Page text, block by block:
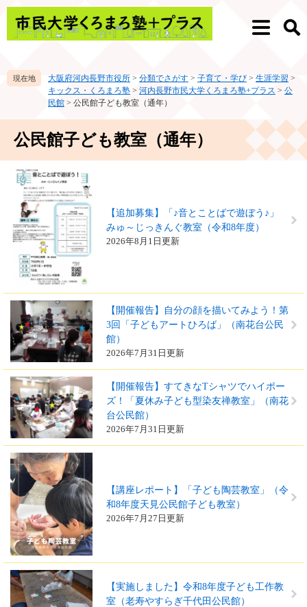
ペ
メ
て
メ
検
大阪府河内長野市役所 > 分類でさがす > 子育て・学び > 生涯学習 >
キックス・くろまろ塾 > 河内長野市民大学くろまろ塾+プラス > 公
民館 > 公民館子ども教室（通年）
公民館子ども教室（通年）
【追加募集】「♪音とことばで遊ぼう♪」
みゅ～じっきんぐ教室（令和8年度）
2026年8月1日更新
【開催報告】自分の顔を描いてみよう！第
3回「子どもアートひろば」（南花台公民
館）
2026年7月31日更新
【開催報告】すてきなTシャツでハイポー
ズ！「夏休み子ども型染友禅教室」（南花
台公民館）
2026年7月31日更新
【講座レポート】「子ども陶芸教室」（令
和8年度天見公民館子ども教室）
2026年7月27日更新
【実施しました】令和8年度子ども工作教
室（老寿やすらぎ千代田公民館）